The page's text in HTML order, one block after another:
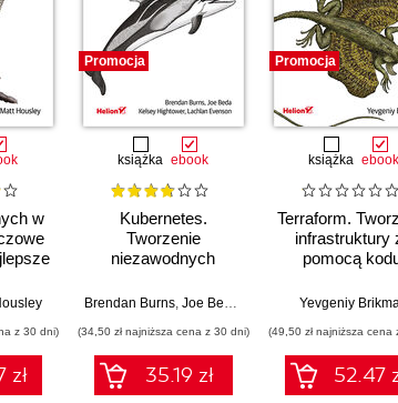
w
z 30 dni)
zł
Promocja
książka ebook
Kubernetes.
Tworzenie
niezawodnych
rozproszonych.
Brendan Burns, Joe Beda Kelsey Hightower,
(34,50 zł najniższa cena z 30 dni)
35.19 zł
Promocja
książka ebook
Terraform.
infrastruktury
pomocą
Yevgeniy
(49,50 zł najniższa cena
52.47